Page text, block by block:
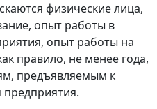
физические лица,
опыт работы в
опыт работы на
правило, не менее года,
предъявляемым к
предприятия.